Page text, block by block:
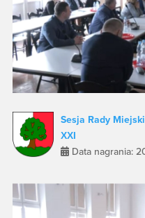
Sesja Rady
XXI
Data nagrania: